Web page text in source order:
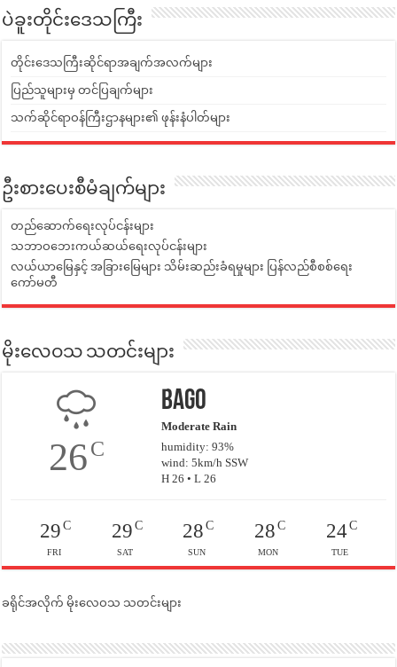
ပဲခူးတိုင်းဒေသကြီး
တိုင်းဒေသကြီးဆိုင်ရာအချက်အလက်များ
ပြည်သူများမှ တင်ပြချက်များ
သက်ဆိုင်ရာဝန်ကြီးဌာနများ၏ ဖုန်းနံပါတ်များ
ဦးစားပေးစီမံချက်များ
တည်ဆောက်ရေးလုပ်ငန်းများ
သဘာဝဘေးကယ်ဆယ်ရေးလုပ်ငန်းများ
လယ်ယာမြေနှင့် အခြားမြေများ သိမ်းဆည်းခံရမှုများ ပြန်လည်စီစစ်ရေး
ကော်မတီ
မိုးလေဝသ သတင်းများ
26C
Bago
Moderate Rain
humidity: 93%
wind: 5km/h SSW
H 26 • L 26
29C
FRI
29C
SAT
28 C
SUN
28C
MON
24C
TUE
ခရိုင်အလိုက် မိုးလေဝသ သတင်းများ